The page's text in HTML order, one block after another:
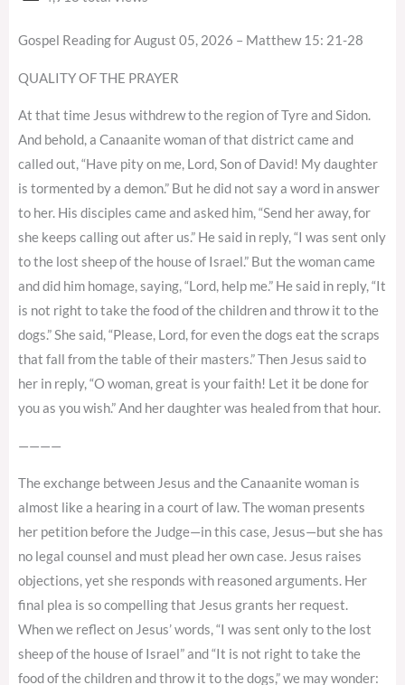
Gospel Reading for August 05, 2026 – Matthew 15: 21-28
QUALITY OF THE PRAYER
At that time Jesus withdrew to the region of Tyre and Sidon.
And behold, a Canaanite woman of that district came and
called out, “Have pity on me, Lord, Son of David! My daughter
is tormented by a demon.” But he did not say a word in answer
to her. His disciples came and asked him, “Send her away, for
she keeps calling out after us.” He said in reply, “I was sent only
to the lost sheep of the house of Israel.” But the woman came
and did him homage, saying, “Lord, help me.” He said in reply, “It
is not right to take the food of the children and throw it to the
dogs.” She said, “Please, Lord, for even the dogs eat the scraps
that fall from the table of their masters.” Then Jesus said to
her in reply, “O woman, great is your faith! Let it be done for
you as you wish.” And her daughter was healed from that hour.
————
The exchange between Jesus and the Canaanite woman is
almost like a hearing in a court of law. The woman presents
her petition before the Judge—in this case, Jesus—but she has
no legal counsel and must plead her own case. Jesus raises
objections, yet she responds with reasoned arguments. Her
final plea is so compelling that Jesus grants her request.
When we reflect on Jesus’ words, “I was sent only to the lost
sheep of the house of Israel” and “It is not right to take the
food of the children and throw it to the dogs,” we may wonder: